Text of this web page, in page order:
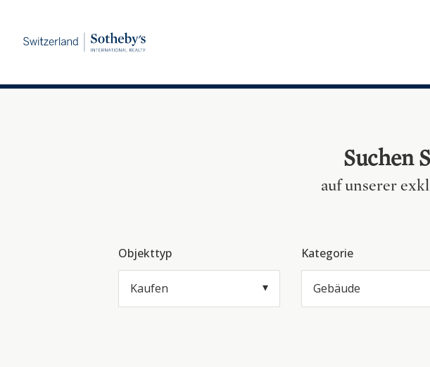
Suchen
auf unserer
Objekttyp
Kaufen
Kategorie
Gebäude